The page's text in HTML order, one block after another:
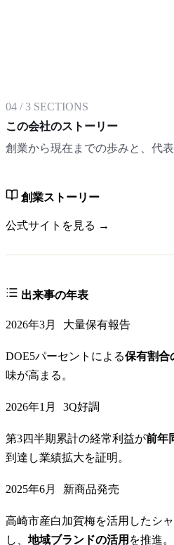
04 /3 SECTIONS
この会社のストーリー
創業から現在までの歩みと、代
創業ストーリー
公式サイトを見る →
出来事の年表
2026年3月 大量保有報告
DOE5パーセントによる保有割合
味が高まる。
2026年1月 3Q好調
第3四半期累計の経常利益が前年
到達し業績拡大を証明。
2025年6月 新商品発売
高崎市産白加賀梅を活用したシ
し、 地域ブランドの活用 を推進。